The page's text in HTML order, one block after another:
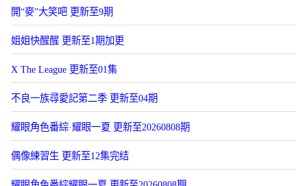
開“麥”大笑吧 更新至9期
姐姐快醒醒 更新至1期加更
X The League 更新至01集
不良一族尋愛記第二季 更新至04期
耀眼角色番綜·耀眼一夏 更新至20260808期
偶像練習生 更新至12集完结